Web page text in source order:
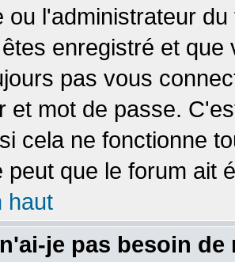
ou l'administrateur
enregistré et
pas vous
et mot de passe.
cela ne fonctionne
peut que le forum ait
haut
je pas besoin de